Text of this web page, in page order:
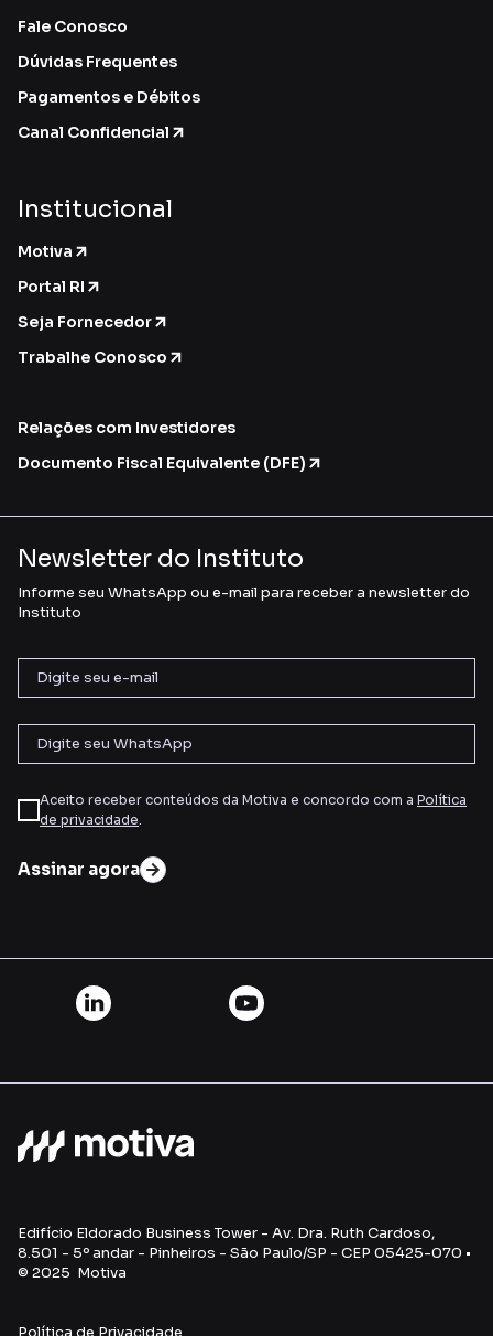
Fale Conosco
Dúvidas Frequentes
Pagamentos e Débitos
Canal Confidencial
Institucional
Motiva
Portal RI
Seja Fornecedor
Trabalhe Conosco
Relações com Investidores
Documento Fiscal Equivalente (DFE)
Newsletter do Instituto
Informe seu WhatsApp ou e-mail para receber a newsletter do
Instituto
Aceito receber conteúdos da Motiva e concordo com a Política
de privacidade.
Assinar agora
Edifício Eldorado Business Tower - Av. Dra. Ruth Cardoso,
8.501 - 5º andar - Pinheiros - São Paulo/SP - CEP 05425-070 •
© 2025 Motiva
Política de Privacidade